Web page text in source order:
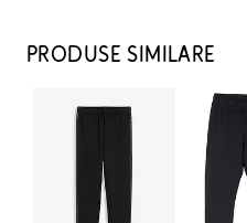
99,90 lei
ADAUGĂ
Pantofi sport cu
142,90 lei
PRODUSE SIMILARE